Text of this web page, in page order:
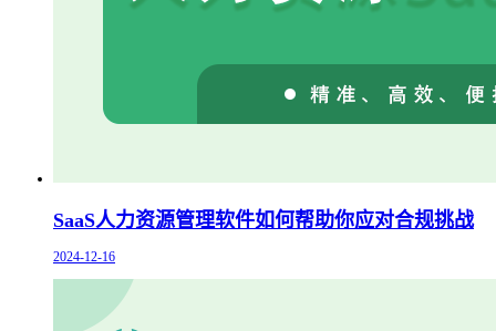
SaaS人力资源管理软件如何帮助你应对合规挑战
2024-12-16